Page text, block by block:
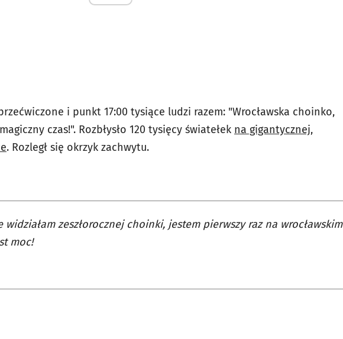
i punkt 17:00 tysiące ludzi razem: "Wrocławska choinko,
czas!". Rozbłysło 120 tysięcy światełek na gigantycznej,
. Rozległ się okrzyk zachwytu.
widziałam zeszłorocznej choinki, jestem pierwszy raz na wrocławskim
moc!